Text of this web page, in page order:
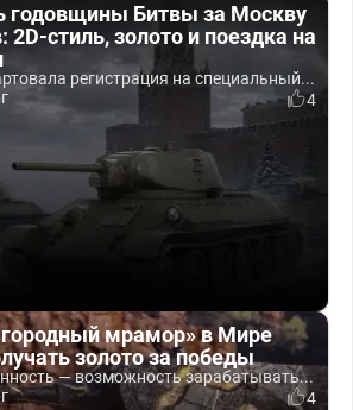
годовщины Битвы за Москву
2D-стиль, золото и поездка на
регистрация на специальный...
4
мрамор» в Мире
золото за победы
— возможность зарабатывать...
4